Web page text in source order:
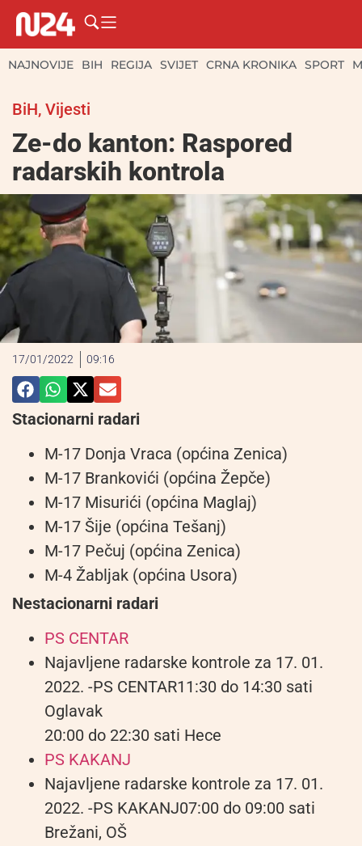
NAJNOVIJE BIH REGIJA SVIJET CRNA KRONIKA SPORT
BiH, Vijesti
Ze-do kanton: Raspored
radarskih kontrola
17/01/2022 09:16
Stacionarni radari
M-17 Donja Vraca (općina Zenica)
M-17 Brankovići (općina Žepče)
M-17 Misurići (općina Maglaj)
M-17 Šije (općina Tešanj)
M-17 Pečuj (općina Zenica)
M-4 Žabljak (općina Usora)
Nestacionarni radari
PS CENTAR
Najavljene radarske kontrole za 17. 01.
2022. -PS CENTAR11:30 do 14:30 sati
Oglavak
20:00 do 22:30 sati Hece
PS KAKANJ
Najavljene radarske kontrole za 17. 01.
2022. -PS KAKANJ07:00 do 09:00 sati
Brežani, OŠ